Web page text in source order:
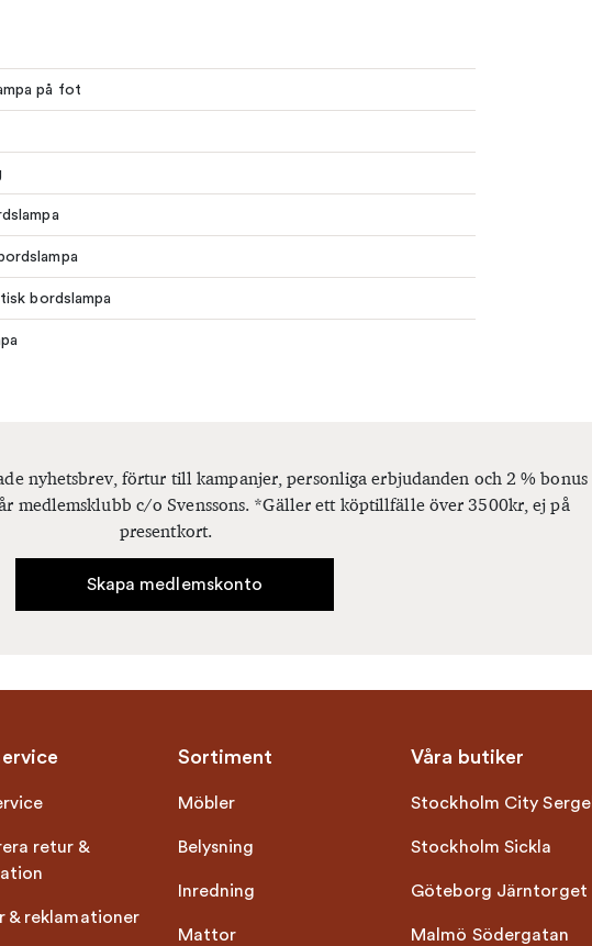
på fot
bordslampa
nyhetsbrev, förtur till kampanjer, personliga erbjudanden och 2 % bonus
medlemsklubb c/o Svenssons. *Gäller ett köptillfälle över 3500kr, ej på
presentkort.
Skapa medlemskonto
retur &
& reklamationer
Sortiment
Möbler
Belysning
Inredning
Mattor
Våra butiker
Stockholm City Sergel
Stockholm Sickla
Göteborg Järntorget
Malmö Södergatan